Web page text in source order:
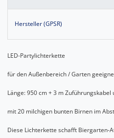
Hersteller (GPSR)
LED-Partylichterkette
für den Außenbereich / Garten
Länge: 950 cm + 3 m
mit 20 milchigen bunten Birnen im
Diese Lichterkette schafft Biergarten-